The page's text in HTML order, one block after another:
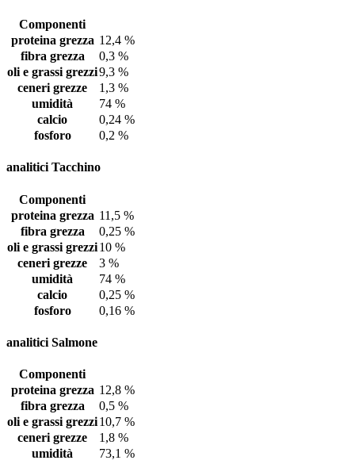
Componenti
proteina grezza 12,4 %
fibra grezza
0,3 %
oli e grassi grezzi9,3 %
ceneri grezze
1,3 %
umidità
74 %
calcio
0,24 %
fosforo
0,2 %
analitici Tacchino
Componenti
proteina grezza 11,5 %
fibra grezza
0,25 %
oli e grassi grezzi10 %
ceneri grezze
3 %
umidità
74 %
calcio
0,25 %
fosforo
0,16 %
analitici Salmone
Componenti
proteina grezza 12,8 %
fibra grezza
0,5 %
oli e grassi grezzi10,7 %
ceneri grezze
1,8 %
umidità
73,1 %